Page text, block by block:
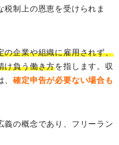
制上の恩恵を受けられま
の企業や組織に雇用されず、
け負う働き方を指します。収
、確定申告が必要ない場合も
義の概念であり、フリーラン